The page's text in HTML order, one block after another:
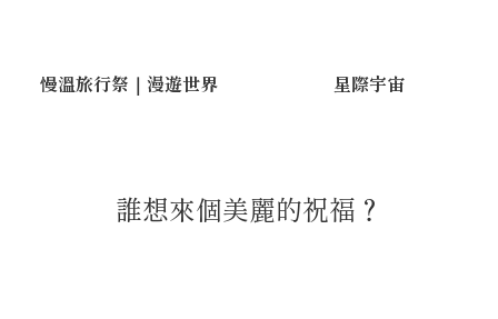
慢溫旅行祭｜漫遊世界 星際宇宙
誰想來個美麗的祝福？